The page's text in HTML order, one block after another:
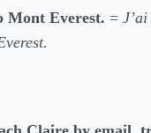
Everest. = J’ai